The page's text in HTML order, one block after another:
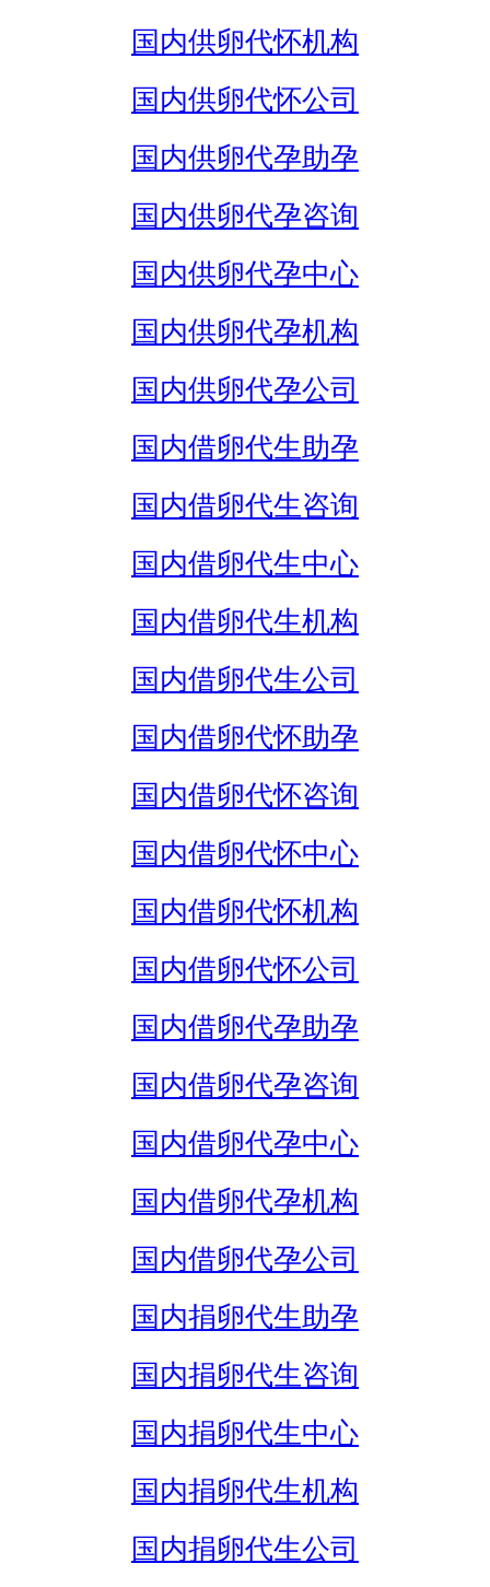
国内供卵代怀机构
国内供卵代怀公司
国内供卵代孕助孕
国内供卵代孕咨询
国内供卵代孕中心
国内供卵代孕机构
国内供卵代孕公司
国内借卵代生助孕
国内借卵代生咨询
国内借卵代生中心
国内借卵代生机构
国内借卵代生公司
国内借卵代怀助孕
国内借卵代怀咨询
国内借卵代怀中心
国内借卵代怀机构
国内借卵代怀公司
国内借卵代孕助孕
国内借卵代孕咨询
国内借卵代孕中心
国内借卵代孕机构
国内借卵代孕公司
国内捐卵代生助孕
国内捐卵代生咨询
国内捐卵代生中心
国内捐卵代生机构
国内捐卵代生公司